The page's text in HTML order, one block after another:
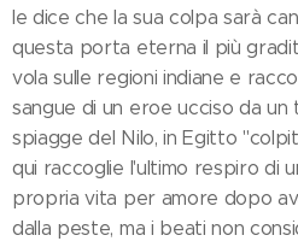
le dice che la sua colpa sarà
questa porta eterna il più
vola sulle regioni indiane e
sangue di un eroe ucciso da un
spiagge del Nilo, in Egitto
qui raccoglie l'ultimo respiro di
propria vita per amore dopo
dalla peste, ma i beati non